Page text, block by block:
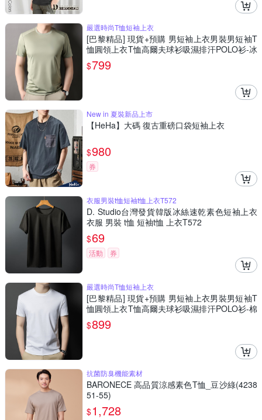
嚴選時尚T恤短袖上衣
[巴黎精品] 現貨+預購 男短袖上衣男裝男短袖T
恤圓領上衣T恤高爾夫球衫吸濕排汗POLO衫-冰
絲純色圓領休閒男裝4色a1ff9
$799
New in 夏裝新品上市
【HeHa】大碼 復古重磅口袋短袖上衣
$980
券
衣服男裝t恤短袖t恤上衣T572
D. Studio台灣發貨韓版冰絲速乾素色短袖上衣
衣服 男裝 t恤 短袖t恤 上衣T572
$69
活動 券
嚴選時尚T恤短袖上衣
[巴黎精品] 現貨+預購 男短袖上衣男裝男短袖T
恤圓領上衣T恤高爾夫球衫吸濕排汗POLO衫-棉
質圓領純色夏季男裝7色a1ff13
$899
抗菌防臭機能素材
BARONECE 高品質涼感素色T恤_豆沙綠(4238
51-55)
$1,728